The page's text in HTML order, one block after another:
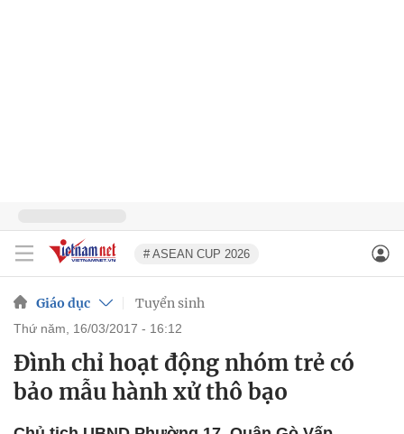
# ASEAN CUP 2026
Giáo dục Tuyển sinh
thứ năm, 16/03/2017 - 16:12
Đình chỉ hoạt động nhóm trẻ có
bảo mẫu hành xử thô bạo